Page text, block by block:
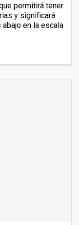
permitirá tener
y significará
en la escala